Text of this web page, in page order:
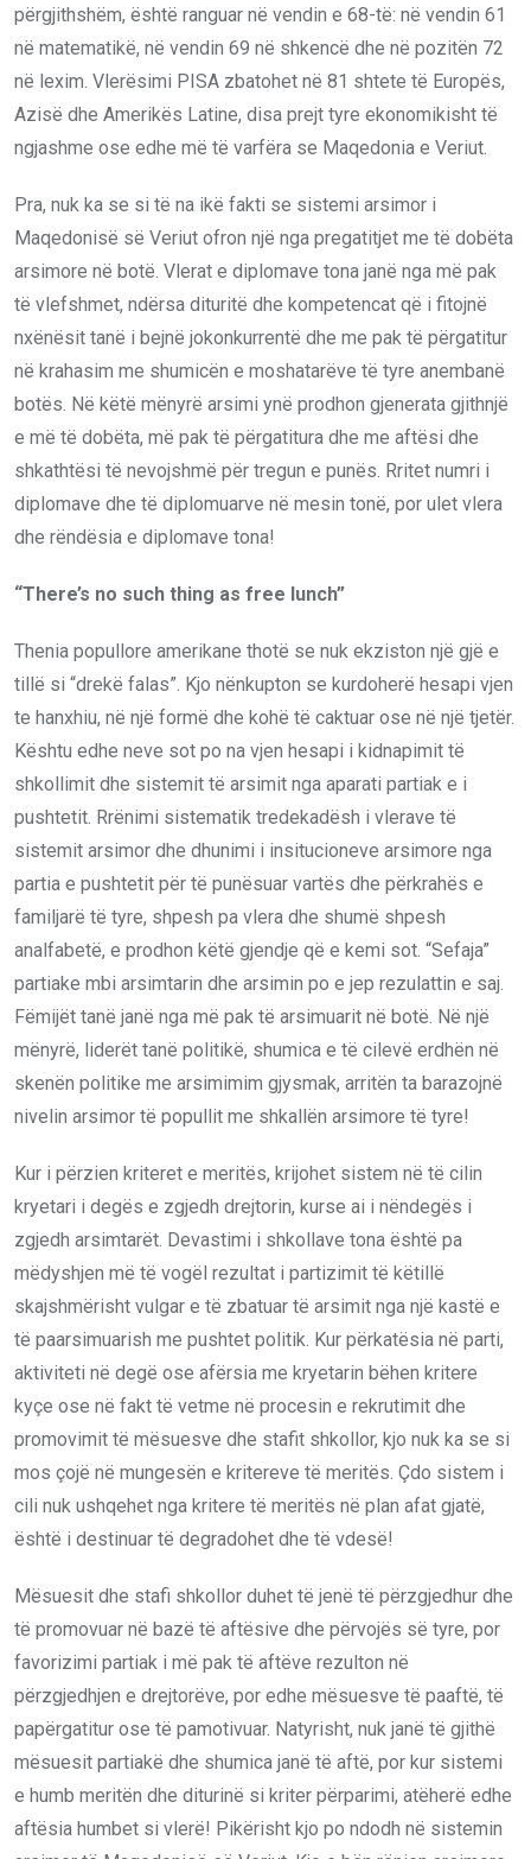
përgjithshëm, është ranguar në vendin e 68-të: në vendin 61
në matematikë, në vendin 69 në shkencë dhe në pozitën 72
në lexim. Vlerësimi PISA zbatohet në 81 shtete të Europës,
Azisë dhe Amerikës Latine, disa prejt tyre ekonomikisht të
ngjashme ose edhe më të varfëra se Maqedonia e Veriut.
Pra, nuk ka se si të na ikë fakti se sistemi arsimor i
Maqedonisë së Veriut ofron një nga pregatitjet me të dobëta
arsimore në botë. Vlerat e diplomave tona janë nga më pak
të vlefshmet, ndërsa dituritë dhe kompetencat që i fitojnë
nxënësit tanë i bejnë jokonkurrentë dhe me pak të përgatitur
në krahasim me shumicën e moshatarëve të tyre anembanë
botës. Në këtë mënyrë arsimi ynë prodhon gjenerata gjithnjë
e më të dobëta, më pak të përgatitura dhe me aftësi dhe
shkathtësi të nevojshmë për tregun e punës. Rritet numri i
diplomave dhe të diplomuarve në mesin tonë, por ulet vlera
dhe rëndësia e diplomave tona!
“There’s no such thing as free lunch”
Thenia popullore amerikane thotë se nuk ekziston një gjë e
tillë si “drekë falas”. Kjo nënkupton se kurdoherë hesapi vjen
te hanxhiu, në një formë dhe kohë të caktuar ose në një tjetër.
Kështu edhe neve sot po na vjen hesapi i kidnapimit të
shkollimit dhe sistemit të arsimit nga aparati partiak e i
pushtetit. Rrënimi sistematik tredekadësh i vlerave të
sistemit arsimor dhe dhunimi i insitucioneve arsimore nga
partia e pushtetit për të punësuar vartës dhe përkrahës e
familjarë të tyre, shpesh pa vlera dhe shumë shpesh
analfabetë, e prodhon këtë gjendje që e kemi sot. “Sefaja”
partiake mbi arsimtarin dhe arsimin po e jep rezulattin e saj.
Fëmijët tanë janë nga më pak të arsimuarit në botë. Në një
mënyrë, liderët tanë politikë, shumica e të cilevë erdhën në
skenën politike me arsimimim gjysmak, arritën ta barazojnë
nivelin arsimor të popullit me shkallën arsimore të tyre!
Kur i përzien kriteret e meritës, krijohet sistem në të cilin
kryetari i degës e zgjedh drejtorin, kurse ai i nëndegës i
zgjedh arsimtarët. Devastimi i shkollave tona është pa
mëdyshjen më të vogël rezultat i partizimit të këtillë
skajshmërisht vulgar e të zbatuar të arsimit nga një kastë e
të paarsimuarish me pushtet politik. Kur përkatësia në parti,
aktiviteti në degë ose afërsia me kryetarin bëhen kritere
kyçe ose në fakt të vetme në procesin e rekrutimit dhe
promovimit të mësuesve dhe stafit shkollor, kjo nuk ka se si
mos çojë në mungesën e kritereve të meritës. Çdo sistem i
cili nuk ushqehet nga kritere të meritës në plan afat gjatë,
është i destinuar të degradohet dhe të vdesë!
Mësuesit dhe stafi shkollor duhet të jenë të përzgjedhur dhe
të promovuar në bazë të aftësive dhe përvojës së tyre, por
favorizimi partiak i më pak të aftëve rezulton në
përzgjedhjen e drejtorëve, por edhe mësuesve të paaftë, të
papërgatitur ose të pamotivuar. Natyrisht, nuk janë të gjithë
mësuesit partiakë dhe shumica janë të aftë, por kur sistemi
e humb meritën dhe diturinë si kriter përparimi, atëherë edhe
aftësia humbet si vlerë! Pikërisht kjo po ndodh në sistemin